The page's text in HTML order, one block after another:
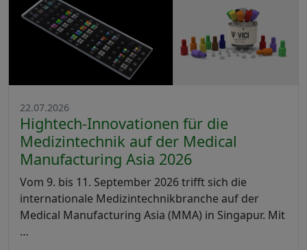
22.07.2026
Hightech-Innovationen für die
Medizintechnik auf der Medical
Manufacturing Asia 2026
Vom 9. bis 11. September 2026 trifft sich die
internationale Medizintechnikbranche auf der
Medical Manufacturing Asia (MMA) in Singapur. Mit
…